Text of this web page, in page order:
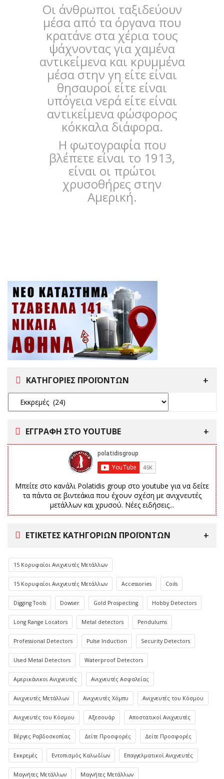
ΚΑΤΗΓΟΡΙΕΣ ΠΡΟΪΟΝΤΩΝ
ΕΓΓΡΑΦΗ ΣΤΟ YOUTUBE
Μπείτε στο κανάλι Polatidis group στο youtube για να δείτε
τα πάντα σε βιντεάκια που έχουν σχέση με ανιχνευτές
μετάλλων και χρυσού. Νέες ειδήσεις...
ΕΤΙΚΈΤΕΣ ΚΑΤΗΓΟΡΙΏΝ ΠΡΟΪΌΝΤΩΝ
15 Κορυφαίοι Ανιχνευτές Μετάλλων
15 Κορυφαίοι Ανιχνευτές Μετάλλων Accessories Coils
Digging Tools Dowser Gold Prospecting Hobby Detectors
Long Range Locators Metal detectors Pendulums
Professional Detectors Pulse Induction Security Detectors
Used Metal Detectors Waterproof Detectors
Αμερικάνικοι Ανιχνευτές Ανιχνευτές Ασφαλείας
Ανιχνευτές Μετάλλων Ανιχνευτές Χόμπυ Ανιχνευτές του Κόσμου
Ανιχνευτές του Κόσμου Αξεσουάρ Αποστατικοί Ανιχνευτές
Βέργες Ραβδοσκοπίας Δείτε Προσφορές Δείτε Προσφορές
Εκκρεμές Εντοπισμός Καλωδίων Επαγγελματικοί Ανιχνευτές
Μαγνήτες Μετάλλων Μαγνήτες Μετάλλων
Οι άνθρωποι ταξιδεύουν
μέσα από τα όργανα που
κρατάνε στα χέρια τους
ψάχνοντας για χαμένα
αντικείμενα και κρυμμένα
μέσα στην γη είτε είναι
θησαυροί είτε είναι
υπόγεια νερά είτε είναι
αντικείμενα φώσφορος
κόκκαλα διάφορα.
Η φωτογραφία που
βλέπετε είναι το 1913,
είναι οι πρώτοι
χρυσοθήρες στην
Αμερική.